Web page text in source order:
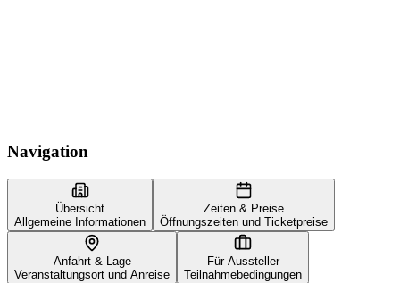
Navigation
Übersicht
Allgemeine Informationen
Zeiten & Preise
Öffnungszeiten und Ticketpreise
Anfahrt & Lage
Veranstaltungsort und Anreise
Für Aussteller
Teilnahmebedingungen